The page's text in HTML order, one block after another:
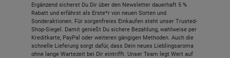
Ergänzend sicherst Du Dir über den Newsletter dauerhaft 5 %
Rabatt und erfährst als Erste*r von neuen Sorten und
Sonderaktionen. Für sorgenfreies Einkaufen steht unser Trusted-
Shop-Siegel. Damit genießt Du sichere Bezahlung, wahlweise per
Kreditkarte, PayPal oder weiteren gängigen Methoden. Auch die
schnelle Lieferung sorgt dafür, dass Dein neues Lieblingsaroma
ohne lange Wartezeit bei Dir eintrifft. Unser Team legt Wert auf